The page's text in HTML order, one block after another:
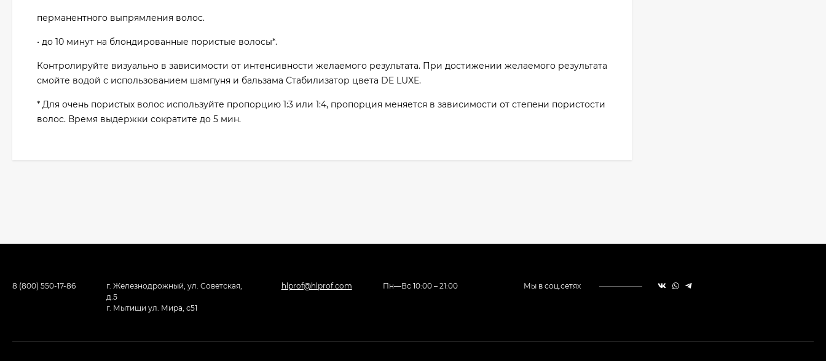
перманентного выпрямления волос.
• до 10 минут на блондированные пористые волосы*.
Контролируйте визуально в зависимости от интенсивности желаемого результата. При достижении желаемого результата
смойте водой с использованием шампуня и бальзама Стабилизатор цвета DE LUXE.
* Для очень пористых волос используйте пропорцию 1:3 или 1:4, пропорция меняется в зависимости от степени пористости
волос. Время выдержки сократите до 5 мин.
8 (800) 550-17-86
г. Железнодрожный, ул. Советская,
д.5
г. Мытищи ул. Мира, с51
hlprof@hlprof.com Пн—Вс 10:00 – 21:00 Мы в соц.сетях